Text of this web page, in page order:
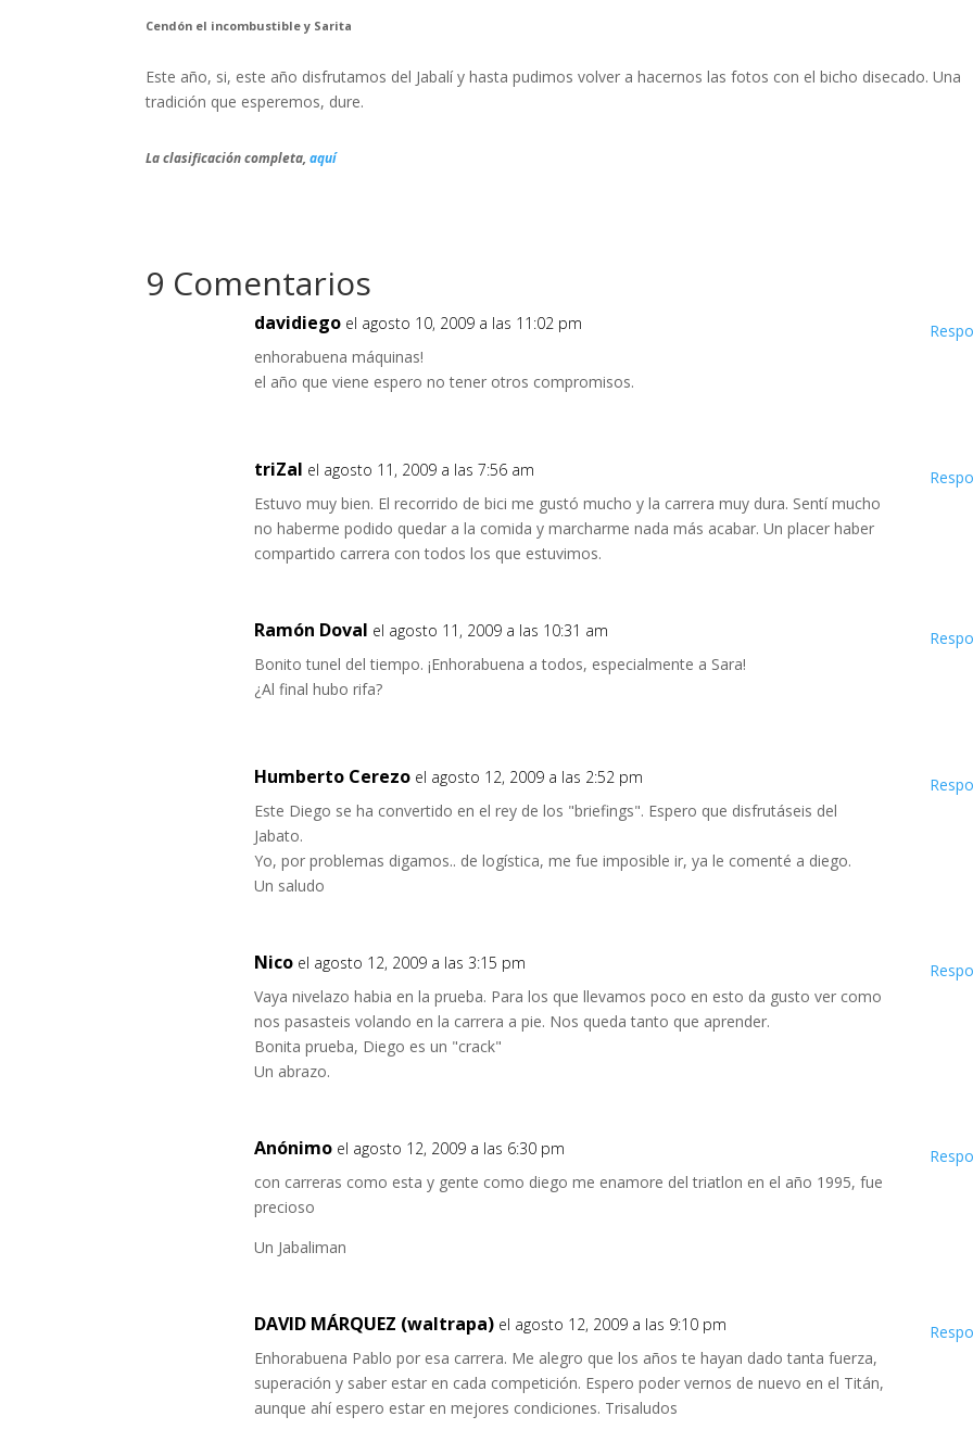
Cendón el incombustible y Sarita
Este año, si, este año disfrutamos del Jabalí y hasta pudimos volver a hacernos las fotos con el bicho disecado. Una
tradición que esperemos, dure.
La clasificación completa,aquí
9 Comentarios
davidiego el agosto 10, 2009 a las 11:02 pm
enhorabuena máquinas!
el año que viene espero no tener otros compromisos.
triZal el agosto 11, 2009 a las 7:56 am
Estuvo muy bien. El recorrido de bici me gustó mucho y la carrera muy dura. Sentí mucho
no haberme podido quedar a la comida y marcharme nada más acabar. Un placer haber
compartido carrera con todos los que estuvimos.
Ramón Doval el agosto 11, 2009 a las 10:31 am
Bonito tunel del tiempo. ¡Enhorabuena a todos, especialmente a Sara!
¿Al final hubo rifa?
Humberto Cerezo el agosto 12, 2009 a las 2:52 pm
Este Diego se ha convertido en el rey de los "briefings". Espero que disfrutáseis del
Jabato.
Yo, por problemas digamos.. de logística, me fue imposible ir, ya le comenté a diego.
Un saludo
Nico el agosto 12, 2009 a las 3:15 pm
Vaya nivelazo habia en la prueba. Para los que llevamos poco en esto da gusto ver como
nos pasasteis volando en la carrera a pie. Nos queda tanto que aprender.
Bonita prueba, Diego es un "crack"
Un abrazo.
Anónimo el agosto 12, 2009 a las 6:30 pm
con carreras como esta y gente como diego me enamore del triatlon en el año 1995, fue
precioso
Un Jabaliman
DAVID MÁRQUEZ (waltrapa) el agosto 12, 2009 a las 9:10 pm
Enhorabuena Pablo por esa carrera. Me alegro que los años te hayan dado tanta fuerza,
superación y saber estar en cada competición. Espero poder vernos de nuevo en el Titán,
aunque ahí espero estar en mejores condiciones. Trisaludos